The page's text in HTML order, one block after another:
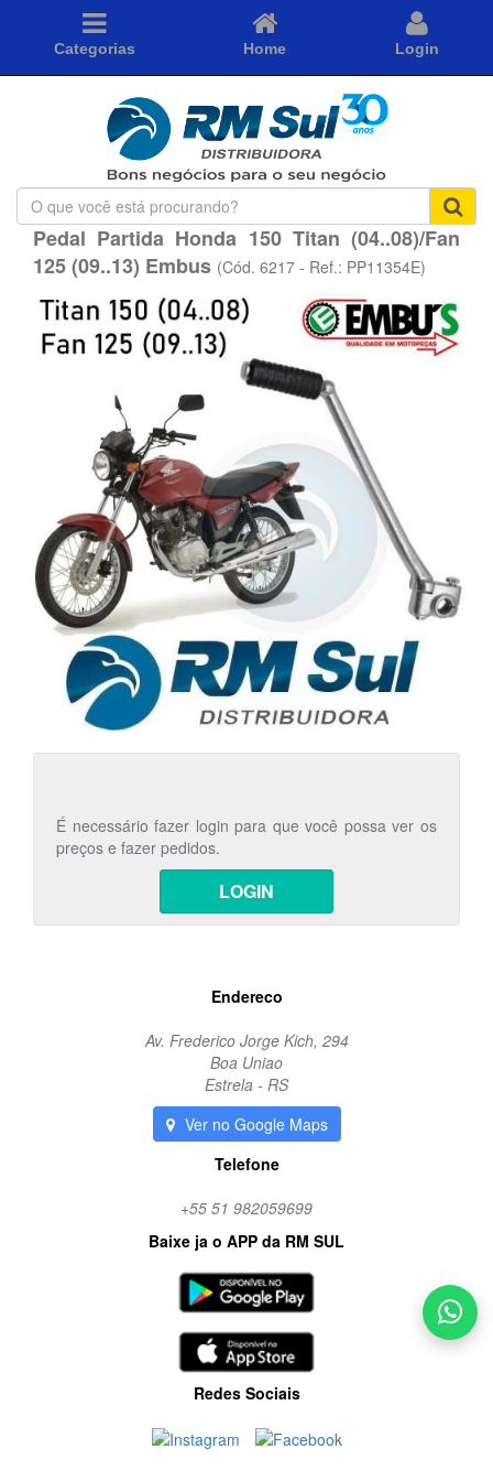
Categorias Home Login
O
que
você
está
Pedal Partida Honda 150 Titan (04..08)/Fan
125 (09..13) Embus (Cód. 6217 - Ref.: PP11354E)
É necessário fazer login para que você possa ver os
preços e fazer pedidos.
LOGIN
Endereco
Av. Frederico Jorge Kich, 294
Boa Uniao
Estrela - RS
Ver no Google Maps
Telefone
+55 51 982059699
Baixe ja o APP da RM SUL
Redes Sociais